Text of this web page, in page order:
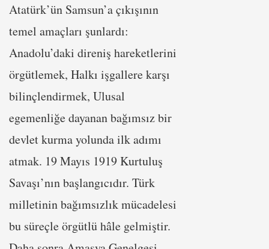
Atatürk’ün Samsun’a çıkışının
temel amaçları şunlardı:
Anadolu’daki direniş hareketlerini
örgütlemek, Halkı işgallere karşı
bilinçlendirmek, Ulusal
egemenliğe dayanan bağımsız bir
devlet kurma yolunda ilk adımı
atmak. 19 Mayıs 1919 Kurtuluş
Savaşı’nın başlangıcıdır. Türk
milletinin bağımsızlık mücadelesi
bu süreçle örgütlü hâle gelmiştir.